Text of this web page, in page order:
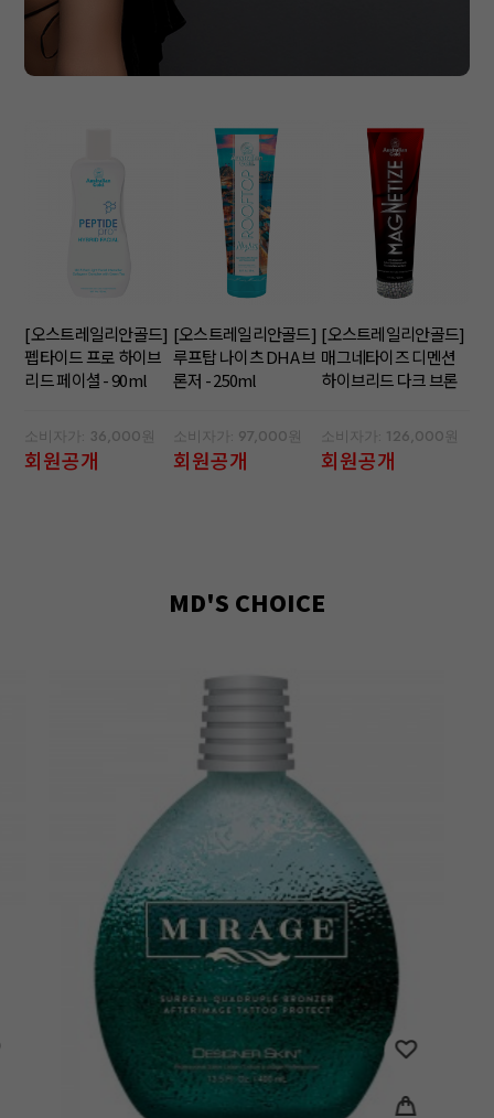
[오스트레일리안골드]
펩타이드 프로 하이브
리드 페이셜 - 90ml
소비자가: 36,000원
회원공개
[오스트레일리안골드]
루프탑 나이츠 DHA 브
론저 - 250ml
소비자가: 97,000원
회원공개
[오스트레일리안골드]
매그네타이즈 디멘션
하이브리드 다크 브론
소비자가: 126,000원
회원공개
MD'S CHOICE